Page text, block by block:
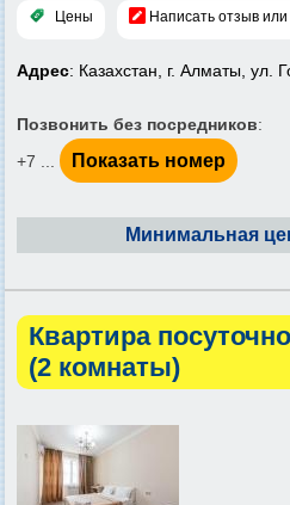
Цены Написать отзыв
Адрес: Казахстан, г. Алматы, ул.
Позвонить без посредников:
+7 ...
Показать номер
Минимальная
Квартира
(2 комнаты)